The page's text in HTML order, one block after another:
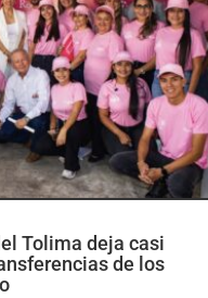
Tolima deja casi
de los